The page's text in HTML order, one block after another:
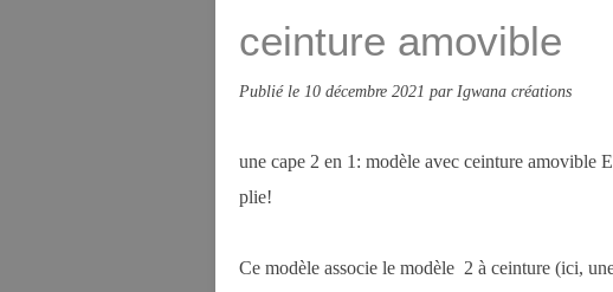
ceinture amovible
Publié le 10 décembre 2021 par Igwana créations
une cape 2 en 1: modèle avec ceinture amovible
plie!
Ce modèle associe le modèle 2 à ceinture (ici,